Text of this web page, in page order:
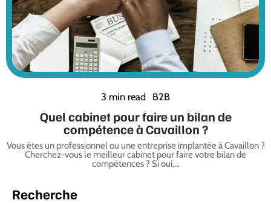
3 min read B2B
Quel cabinet pour faire un bilan de
compétence à Cavaillon ?
Vous êtes un professionnel ou une entreprise implantée à Cavaillon ?
Cherchez-vous le meilleur cabinet pour faire votre bilan de
compétences ? Si oui,…
Recherche